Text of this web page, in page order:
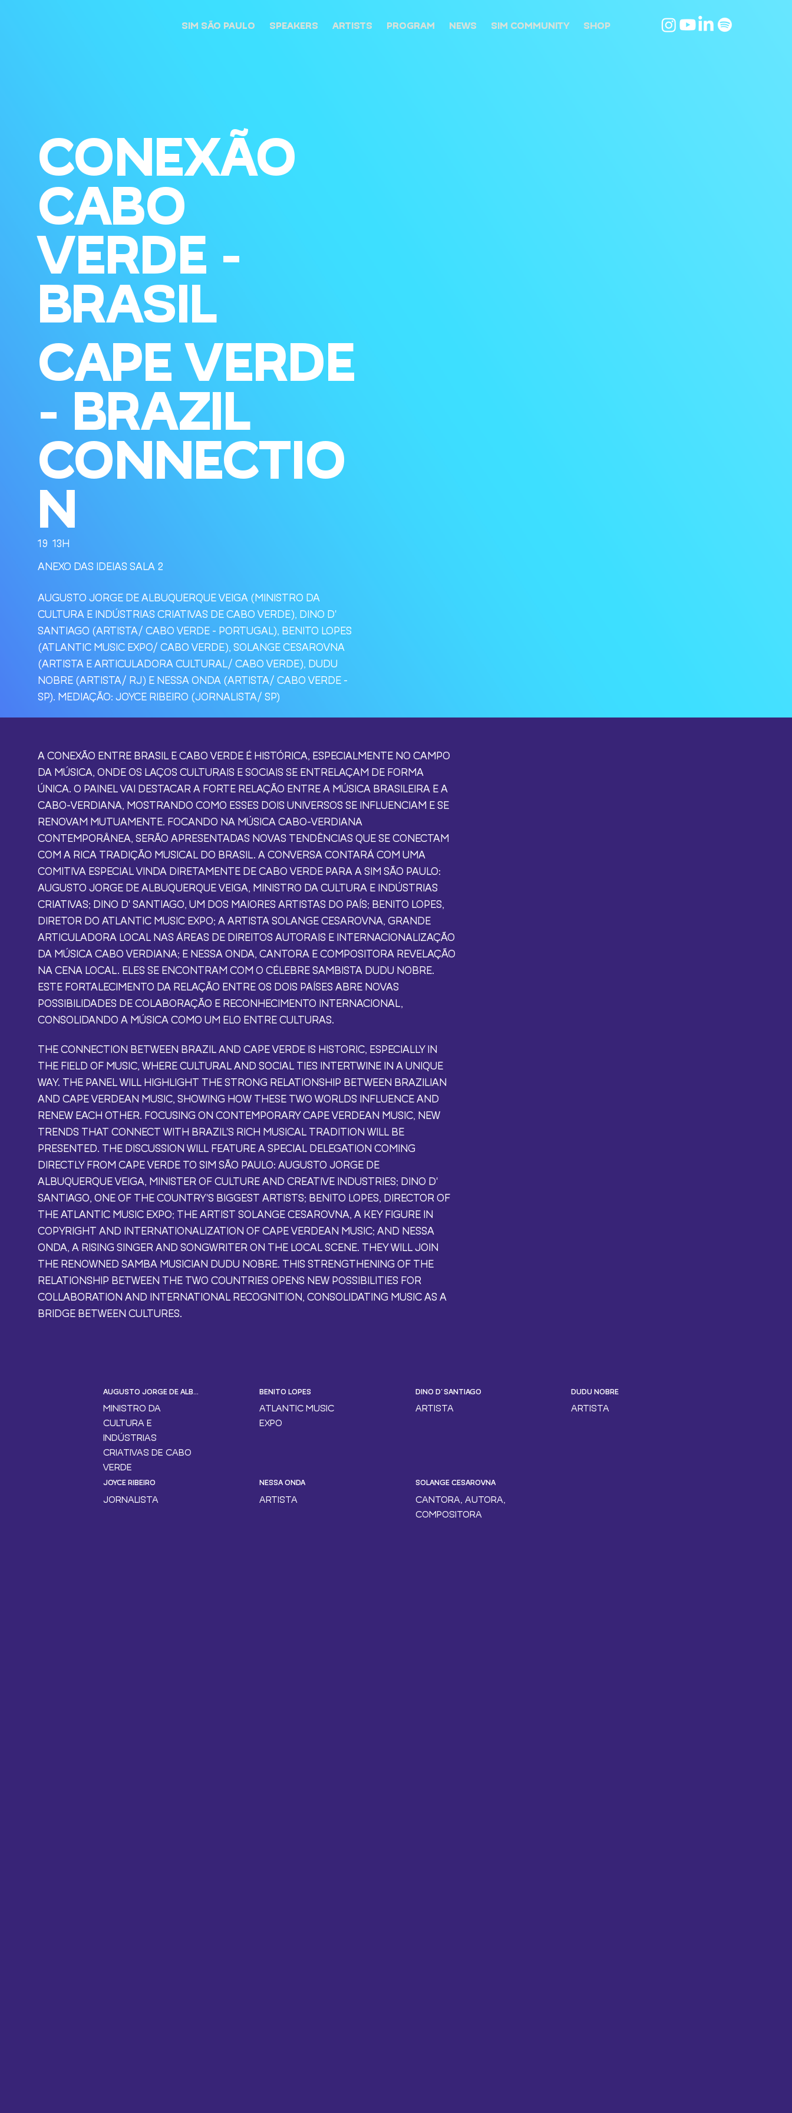
SIM SÃO PAULO SPEAKERS ARTISTS PROGRAM NEWS SIM COMMUNITY SHOP
CONEXÃO
CABO
VERDE -
BRASIL
CAPE VERDE
- BRAZIL
CONNECTIO
N
19 13H
ANEXO DAS IDEIAS SALA 2
AUGUSTO JORGE DE ALBUQUERQUE VEIGA (MINISTRO DA
CULTURA E INDÚSTRIAS CRIATIVAS DE CABO VERDE), DINO D'
SANTIAGO (ARTISTA/ CABO VERDE - PORTUGAL), BENITO LOPES
(ATLANTIC MUSIC EXPO/ CABO VERDE), SOLANGE CESAROVNA
(ARTISTA E ARTICULADORA CULTURAL/ CABO VERDE), DUDU
NOBRE (ARTISTA/ RJ) E NESSA ONDA (ARTISTA/ CABO VERDE -
SP). MEDIAÇÃO: JOYCE RIBEIRO (JORNALISTA/ SP)
A CONEXÃO ENTRE BRASIL E CABO VERDE É HISTÓRICA, ESPECIALMENTE NO CAMPO
DA MÚSICA, ONDE OS LAÇOS CULTURAIS E SOCIAIS SE ENTRELAÇAM DE FORMA
ÚNICA. O PAINEL VAI DESTACAR A FORTE RELAÇÃO ENTRE A MÚSICA BRASILEIRA E A
CABO-VERDIANA, MOSTRANDO COMO ESSES DOIS UNIVERSOS SE INFLUENCIAM E SE
RENOVAM MUTUAMENTE. FOCANDO NA MÚSICA CABO-VERDIANA
CONTEMPORÂNEA, SERÃO APRESENTADAS NOVAS TENDÊNCIAS QUE SE CONECTAM
COM A RICA TRADIÇÃO MUSICAL DO BRASIL. A CONVERSA CONTARÁ COM UMA
COMITIVA ESPECIAL VINDA DIRETAMENTE DE CABO VERDE PARA A SIM SÃO PAULO:
AUGUSTO JORGE DE ALBUQUERQUE VEIGA, MINISTRO DA CULTURA E INDÚSTRIAS
CRIATIVAS; DINO D' SANTIAGO, UM DOS MAIORES ARTISTAS DO PAÍS; BENITO LOPES,
DIRETOR DO ATLANTIC MUSIC EXPO; A ARTISTA SOLANGE CESAROVNA, GRANDE
ARTICULADORA LOCAL NAS ÁREAS DE DIREITOS AUTORAIS E INTERNACIONALIZAÇÃO
DA MÚSICA CABO VERDIANA; E NESSA ONDA, CANTORA E COMPOSITORA REVELAÇÃO
NA CENA LOCAL. ELES SE ENCONTRAM COM O CÉLEBRE SAMBISTA DUDU NOBRE.
ESTE FORTALECIMENTO DA RELAÇÃO ENTRE OS DOIS PAÍSES ABRE NOVAS
POSSIBILIDADES DE COLABORAÇÃO E RECONHECIMENTO INTERNACIONAL,
CONSOLIDANDO A MÚSICA COMO UM ELO ENTRE CULTURAS.
THE CONNECTION BETWEEN BRAZIL AND CAPE VERDE IS HISTORIC, ESPECIALLY IN
THE FIELD OF MUSIC, WHERE CULTURAL AND SOCIAL TIES INTERTWINE IN A UNIQUE
WAY. THE PANEL WILL HIGHLIGHT THE STRONG RELATIONSHIP BETWEEN BRAZILIAN
AND CAPE VERDEAN MUSIC, SHOWING HOW THESE TWO WORLDS INFLUENCE AND
RENEW EACH OTHER. FOCUSING ON CONTEMPORARY CAPE VERDEAN MUSIC, NEW
TRENDS THAT CONNECT WITH BRAZIL'S RICH MUSICAL TRADITION WILL BE
PRESENTED. THE DISCUSSION WILL FEATURE A SPECIAL DELEGATION COMING
DIRECTLY FROM CAPE VERDE TO SIM SÃO PAULO: AUGUSTO JORGE DE
ALBUQUERQUE VEIGA, MINISTER OF CULTURE AND CREATIVE INDUSTRIES; DINO D'
SANTIAGO, ONE OF THE COUNTRY'S BIGGEST ARTISTS; BENITO LOPES, DIRECTOR OF
THE ATLANTIC MUSIC EXPO; THE ARTIST SOLANGE CESAROVNA, A KEY FIGURE IN
COPYRIGHT AND INTERNATIONALIZATION OF CAPE VERDEAN MUSIC; AND NESSA
ONDA, A RISING SINGER AND SONGWRITER ON THE LOCAL SCENE. THEY WILL JOIN
THE RENOWNED SAMBA MUSICIAN DUDU NOBRE. THIS STRENGTHENING OF THE
RELATIONSHIP BETWEEN THE TWO COUNTRIES OPENS NEW POSSIBILITIES FOR
COLLABORATION AND INTERNATIONAL RECOGNITION, CONSOLIDATING MUSIC AS A
BRIDGE BETWEEN CULTURES.
MINISTRO DA
CULTURA E
INDÚSTRIAS
CRIATIVAS DE CABO
VERDE
BENITO LOPES
ATLANTIC MUSIC
EXPO
DINO D' SANTIAGO
ARTISTA
DUDU NOBRE
ARTISTA
JOYCE RIBEIRO
JORNALISTA
NESSA ONDA
ARTISTA
SOLANGE CESAROVNA
CANTORA, AUTORA,
COMPOSITORA